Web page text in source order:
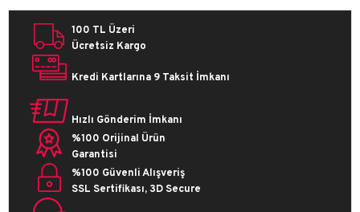
100 TL Üzeri
Ücretsiz Kargo
Kredi Kartlarına 9 Taksit İmkanı
Hızlı Gönderim İmkanı
%100 Orijinal Ürün
Garantisi
%100 Güvenli Alışveriş
SSL Sertifikası, 3D Secure